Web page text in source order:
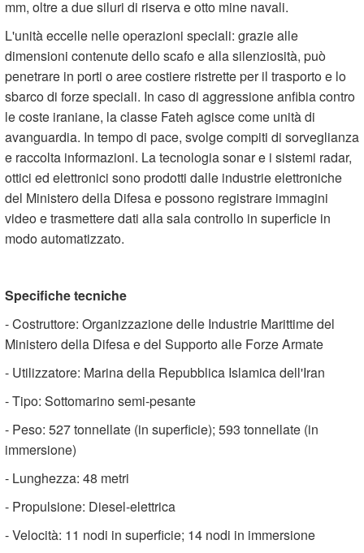
mm, oltre a due siluri di riserva e otto mine navali.
L'unità eccelle nelle operazioni speciali: grazie alle
dimensioni contenute dello scafo e alla silenziosità, può
penetrare in porti o aree costiere ristrette per il trasporto e lo
sbarco di forze speciali. In caso di aggressione anfibia contro
le coste iraniane, la classe Fateh agisce come unità di
avanguardia. In tempo di pace, svolge compiti di sorveglianza
e raccolta informazioni. La tecnologia sonar e i sistemi radar,
ottici ed elettronici sono prodotti dalle industrie elettroniche
del Ministero della Difesa e possono registrare immagini
video e trasmettere dati alla sala controllo in superficie in
modo automatizzato.
Specifiche tecniche
- Costruttore: Organizzazione delle Industrie Marittime del
Ministero della Difesa e del Supporto alle Forze Armate
- Utilizzatore: Marina della Repubblica Islamica dell'Iran
- Tipo: Sottomarino semi-pesante
- Peso: 527 tonnellate (in superficie); 593 tonnellate (in
immersione)
- Lunghezza: 48 metri
- Propulsione: Diesel-elettrica
- Velocità: 11 nodi in superficie; 14 nodi in immersione